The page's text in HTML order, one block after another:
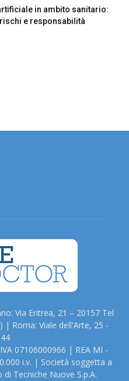
in ambito sanitario:
e responsabilità
Via Eritrea, 21 – 20157 Tel
| Roma: Viale dell'Arte, 25 -
07106000966 | REA MI -
i.v. | Società soggetta a
Tecniche Nuove S.p.A.